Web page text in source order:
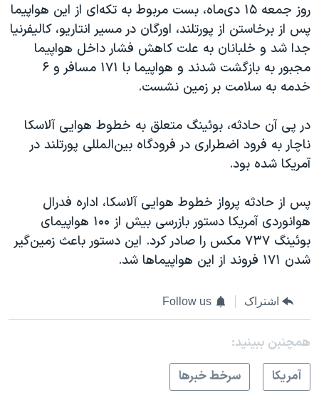
روز جمعه ۱۵ دی‌ماه، بست مربوط به تکه‌ای از این هواپیما
پس از برخاستن از پورتلند، اورگان در مسیر انتاریو، کالیفرنیا
جدا شد و خلبانان به علت کاهش فشار داخل هواپیما
مجبور به بازگشت شدند و هواپیما با ۱۷۱ مسافر و ۶
خدمه به سلامت بر زمین نشست.
در پی آن حادثه، بوئینگ متعلق به خطوط هوایی آلاسکا
ناچار به فرود اضطراری در فرودگاه بین‌المللی پورتلند در
آمریکا شده بود.
پس از حادثه پرواز خطوط هوایی آلاسکا، اداره فدرال
هوانوردی آمریکا دستور بازرسی بیش از ۱۰۰ هواپیمای
بوئینگ ۷۳۷ مکس را صادر کرد. این دستور باعث زمین‌گیر
شدن ۱۷۱ فروند از این هواپیماها شد.
اشتراک Follow us
همچنبن ببینید:
آمريکا
سرخط خبرها